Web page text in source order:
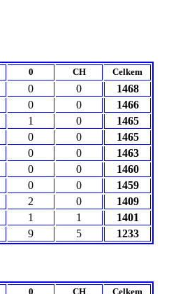
0 CH
Celkem
0 0 1468
0 0 1466
1 0 1465
0 0 1465
0 0 1463
0 0 1460
0 0 1459
2 0 1409
1 1 1401
9 5 1233
0 CH
Celkem